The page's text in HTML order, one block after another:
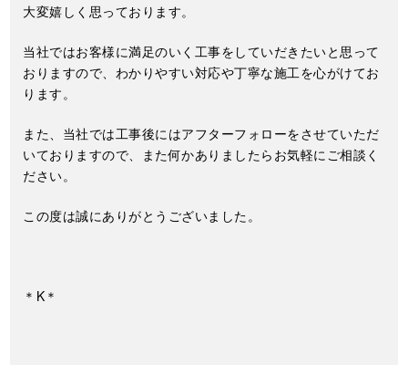
大変嬉しく思っております。
当社ではお客様に満足のいく工事をしていだきたいと思って
おりますので、わかりやすい対応や丁寧な施工を心がけてお
ります。
また、当社では工事後にはアフターフォローをさせていただ
いておりますので、また何かありましたらお気軽にご相談く
ださい。
この度は誠にありがとうございました。
＊K＊